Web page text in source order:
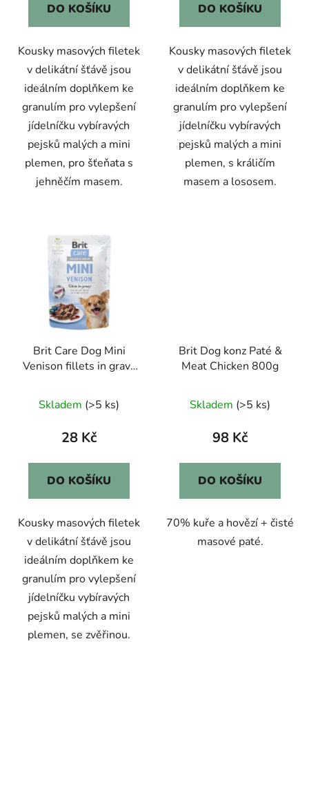
DO KOŠÍKU
Kousky masových filetek
v delikátní šťávě jsou
ideálním doplňkem ke
granulím pro vylepšení
jídelníčku vybíravých
pejsků malých a mini
plemen, pro šťeňata s
jehněčím masem.
DO KOŠÍKU
Kousky masových filetek
v delikátní šťávě jsou
ideálním doplňkem ke
granulím pro vylepšení
jídelníčku vybíravých
pejsků malých a mini
plemen, s králičím
masem a lososem.
Brit Care Dog Mini
Venison fillets in gravy
Skladem (>5 ks)
28 Kč
DO KOŠÍKU
Kousky masových filetek
v delikátní šťávě jsou
ideálním doplňkem ke
granulím pro vylepšení
jídelníčku vybíravých
pejsků malých a mini
plemen, se zvěřinou.
Brit Dog konz Paté &
Meat Chicken 800g
Skladem (>5 ks)
98 Kč
DO KOŠÍKU
70% kuře a hovězí + čisté
masové paté.